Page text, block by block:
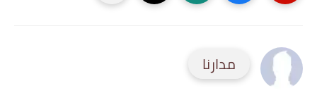
مدارنا